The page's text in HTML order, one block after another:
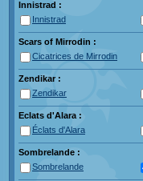
Innistrad :
Innistrad
Scars of Mirrodin :
Cicatrices de Mirrodin
Zendikar :
Zendikar
Eclats d'Alara :
Éclats d'Alara
Sombrelande :
Sombrelande